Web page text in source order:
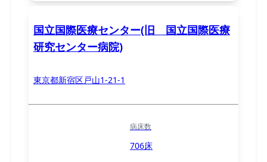
国立国際医療センター(旧 国立国際医療
研究センター病院)
東京都新宿区戸山1-21-1
病床数
706床